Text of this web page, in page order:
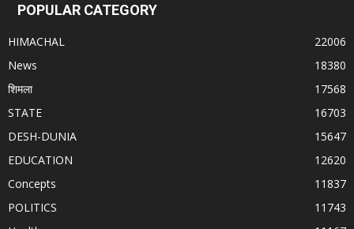
POPULAR CATEGORY
HIMACHAL
22006
News
18380
शिमला
17568
STATE
16703
DESH-DUNIA
15647
EDUCATION
12620
Concepts
11837
POLITICS
11743